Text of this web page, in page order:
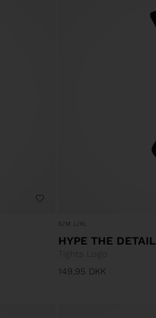
S/M L/XL
HYPE THE DETAIL
149,95 DKK